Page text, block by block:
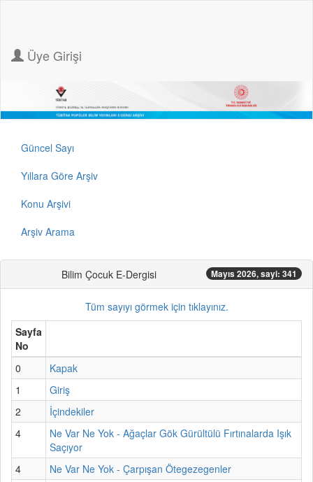
Üye Girişi
Güncel Sayı
Yıllara Göre Arşiv
Konu Arşivi
Arşiv Arama
Bilim Çocuk E-Dergisi Mayıs 2026, sayi: 341
Tüm sayıyı görmek için tıklayınız.
Sayfa
No
0
Kapak
1
Giriş
2
İçindekiler
4
Ne Var Ne Yok - Ağaçlar Gök Gürültülü Fırtınalarda Işık
Saçıyor
4
Ne Var Ne Yok - Çarpışan Ötegezegenler